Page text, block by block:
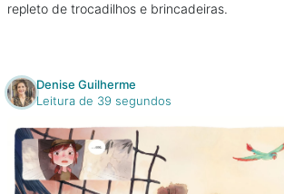
repleto de trocadilhos e brincadeiras.
Denise Guilherme
Leitura de 39 segundos